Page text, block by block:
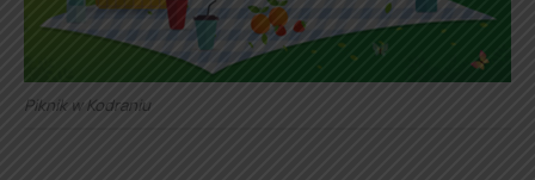
Piknik w Kodraniu